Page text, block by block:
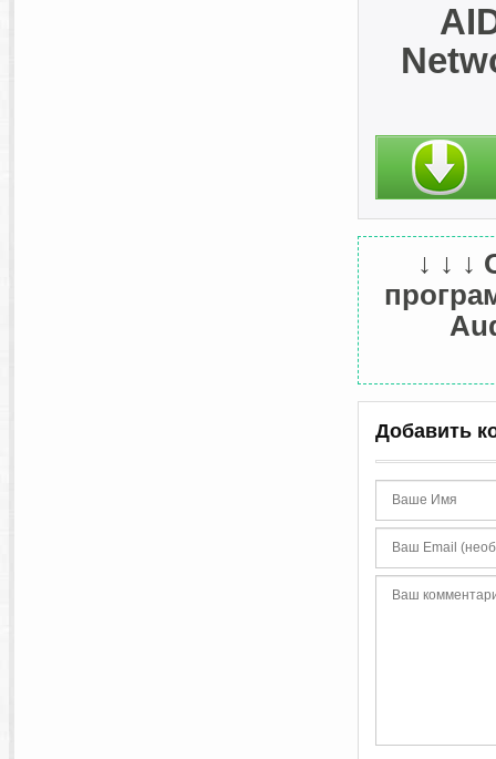
↓ ↓ ↓
Добавить